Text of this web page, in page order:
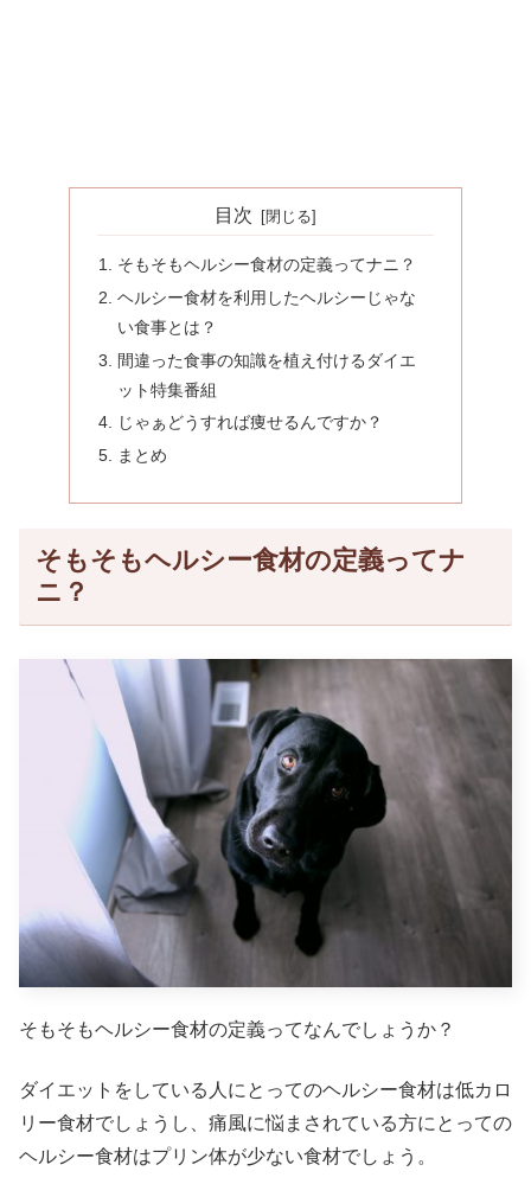
目次
そもそもヘルシー食材の定義ってナニ？
ヘルシー食材を利用したヘルシーじゃな
い食事とは？
間違った食事の知識を植え付けるダイエ
ット特集番組
じゃぁどうすれば痩せるんですか？
まとめ
そもそもヘルシー食材の定義ってナ
ニ？
そもそもヘルシー食材の定義ってなんでしょうか？
ダイエットをしている人にとってのヘルシー食材は低カロ
リー食材でしょうし、痛風に悩まされている方にとっての
ヘルシー食材はプリン体が少ない食材でしょう。